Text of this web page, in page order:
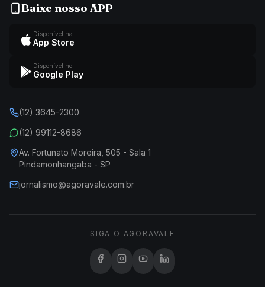
Baixe nosso APP
Disponível na
App Store
Disponível no
Google Play
(12) 3645-2300
(12) 99112-8686
Av. Fortunato Moreira, 505 - Sala 1
Pindamonhangaba - SP
jornalismo@agoravale.com.br
SIGA O AGORAVALE